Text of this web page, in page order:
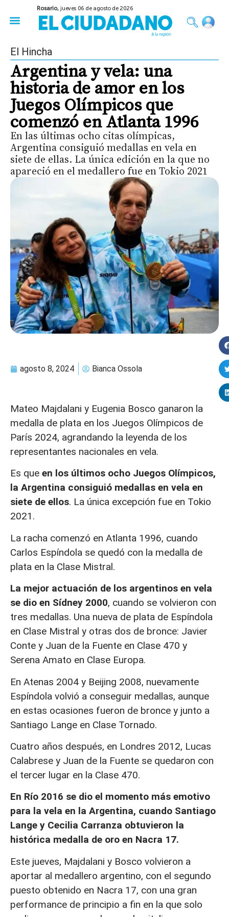
Rosario,jueves 06 de agosto de 2026
El Hincha
Argentina y vela: una
historia de amor en los
Juegos Olímpicos que
comenzó en Atlanta 1996
En las últimas ocho citas olímpicas,
Argentina consiguió medallas en vela en
siete de ellas. La única edición en la que no
apareció en el medallero fue en Tokio 2021
agosto 8, 2024 Bianca Ossola
Mateo Majdalani y Eugenia Bosco ganaron la
medalla de plata en los Juegos Olímpicos de
París 2024, agrandando la leyenda de los
representantes nacionales en vela.
Es que en los últimos ocho Juegos Olímpicos,
la Argentina consiguió medallas en vela en
siete de ellos. La única excepción fue en Tokio
2021.
La racha comenzó en Atlanta 1996, cuando
Carlos Espíndola se quedó con la medalla de
plata en la Clase Mistral.
La mejor actuación de los argentinos en vela
se dio en Sídney 2000, cuando se volvieron con
tres medallas. Una nueva de plata de Espíndola
en Clase Mistral y otras dos de bronce: Javier
Conte y Juan de la Fuente en Clase 470 y
Serena Amato en Clase Europa.
En Atenas 2004 y Beijing 2008, nuevamente
Espíndola volvió a conseguir medallas, aunque
en estas ocasiones fueron de bronce y junto a
Santiago Lange en Clase Tornado.
Cuatro años después, en Londres 2012, Lucas
Calabrese y Juan de la Fuente se quedaron con
el tercer lugar en la Clase 470.
En Río 2016 se dio el momento más emotivo
para la vela en la Argentina, cuando Santiago
Lange y Cecilia Carranza obtuvieron la
histórica medalla de oro en Nacra 17.
Este jueves, Majdalani y Bosco volvieron a
aportar al medallero argentino, con el segundo
puesto obtenido en Nacra 17, con una gran
performance de principio a fin en la que solo